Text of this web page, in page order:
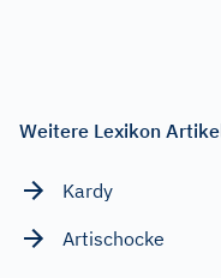
Weitere Lexikon
Kardy
Artischocke